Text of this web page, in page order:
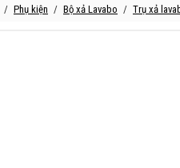
Phụ kiện Bộ xả Lavabo Trụ xả